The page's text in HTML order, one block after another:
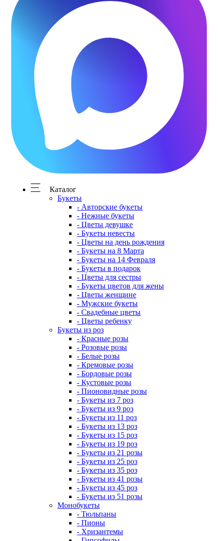
Каталог
Букеты
- Авторские букеты
- Нежные букеты
- Цветы девушке
- Букеты невесты
- Цветы на день рождения
- Букеты на 8 Марта
- Букеты на 14 Февраля
- Букеты в подарок
- Цветы для сестры
- Букеты цветов для жены
- Цветы женщине
- Мужские букеты
- Свадебные цветы
- Цветы ребенку
Букеты из роз
- Красные розы
- Розовые розы
- Белые розы
- Кремовые розы
- Бордовые розы
- Кустовые розы
- Пионовидные розы
- Букеты из 7 роз
- Букеты из 9 роз
- Букеты из 11 роз
- Букеты из 13 роз
- Букеты из 15 роз
- Букеты из 19 роз
- Букеты из 21 розы
- Букеты из 25 роз
- Букеты из 35 роз
- Букеты из 41 розы
- Букеты из 45 роз
- Букеты из 51 розы
Монобукеты
- Тюльпаны
- Пионы
- Хризантемы